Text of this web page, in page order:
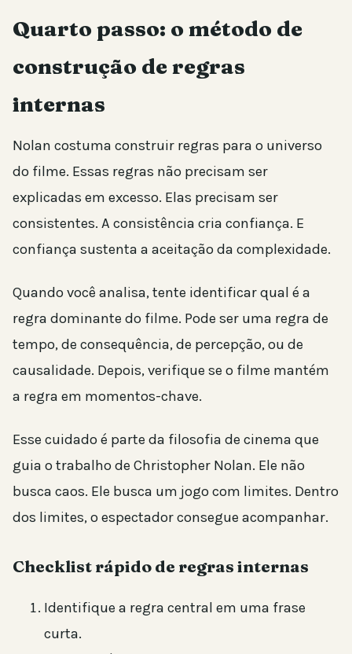
Quarto passo: o método de
construção de regras
internas
Nolan costuma construir regras para o universo
do filme. Essas regras não precisam ser
explicadas em excesso. Elas precisam ser
consistentes. A consistência cria confiança. E
confiança sustenta a aceitação da complexidade.
Quando você analisa, tente identificar qual é a
regra dominante do filme. Pode ser uma regra de
tempo, de consequência, de percepção, ou de
causalidade. Depois, verifique se o filme mantém
a regra em momentos-chave.
Esse cuidado é parte da filosofia de cinema que
guia o trabalho de Christopher Nolan. Ele não
busca caos. Ele busca um jogo com limites. Dentro
dos limites, o espectador consegue acompanhar.
Checklist rápido de regras internas
Identifique a regra central em uma frase
curta.